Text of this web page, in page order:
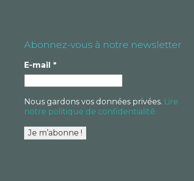
Abonnez-vous à notre newsletter
E-mail *
Nous gardons vos données privées. Lire
notre politique de confidentialité.